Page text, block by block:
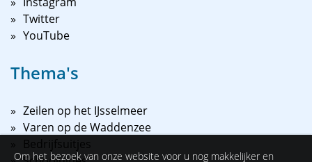
Twitter
YouTube
Thema's
Zeilen op het IJsselmeer
Varen op de Waddenzee
Bedrijfsuitjes
Om het bezoek van onze website voor u nog makkelijker en